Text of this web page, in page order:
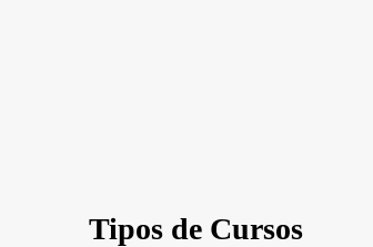
Tipos de Cursos